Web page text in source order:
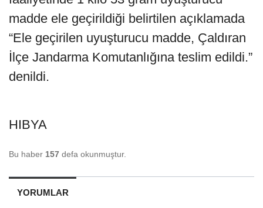
madde ele geçirildiği belirtilen açıklamada
“Ele geçirilen uyuşturucu madde, Çaldıran
İlçe Jandarma Komutanlığına teslim edildi.”
denildi.
HIBYA
Bu haber 157 defa okunmuştur.
YORUMLAR